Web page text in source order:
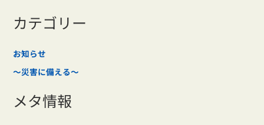
カテゴリー
お知らせ
～災害に備える～
メタ情報